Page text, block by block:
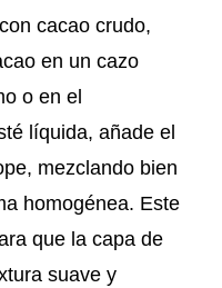
cacao crudo,
en un cazo
o en el
líquida, añade el
mezclando bien
homogénea. Este
que la capa de
suave y